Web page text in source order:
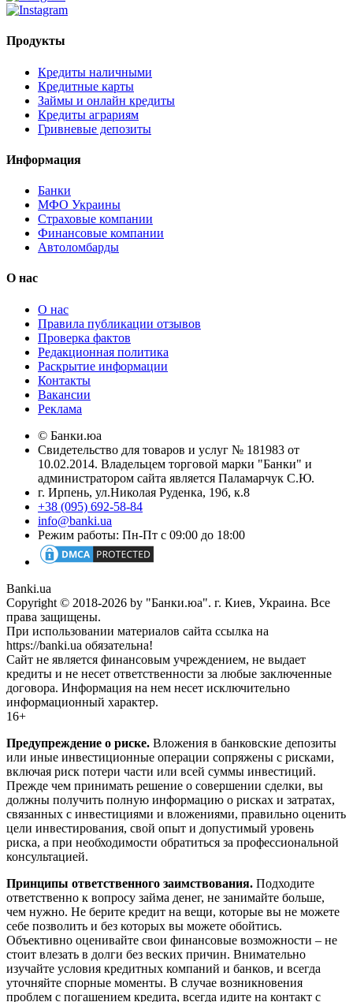
Продукты
Кредиты наличными
Кредитные карты
Займы и онлайн кредиты
Кредиты аграриям
Гривневые депозиты
Информация
Банки
МФО Украины
Страховые компании
Финансовые компании
Автоломбарды
О нас
О нас
Правила публикации отзывов
Проверка фактов
Редакционная политика
Раскрытие информации
Контакты
Вакансии
Реклама
© Банки.юа
Свидетельство для товаров и услуг № 181983 от
10.02.2014. Владельцем торговой марки "Банки" и
администратором сайта является Паламарчук С.Ю.
г. Ирпень, ул.Николая Руденка, 19б, к.8
+38 (095) 692-58-84
info@banki.ua
Режим работы: Пн-Пт с 09:00 до 18:00
Banki.ua
Copyright © 2018-2026 by "Банки.юа". г. Киев, Украина. Все
права защищены.
При использовании материалов сайта ссылка на
https://banki.ua обязательна!
Сайт не является финансовым учреждением, не выдает
кредиты и не несет ответственности за любые заключенные
договора. Информация на нем несет исключительно
информационный характер.
16+
Предупреждение о риске. Вложения в банковские депозиты
или иные инвестиционные операции сопряжены с рисками,
включая риск потери части или всей суммы инвестиций.
Прежде чем принимать решение о совершении сделки, вы
должны получить полную информацию о рисках и затратах,
связанных с инвестициями и вложениями, правильно оценить
цели инвестирования, свой опыт и допустимый уровень
риска, а при необходимости обратиться за профессиональной
консультацией.
Принципы ответственного заимствования. Подходите
ответственно к вопросу займа денег, не занимайте больше,
чем нужно. Не берите кредит на вещи, которые вы не можете
себе позволить и без которых вы можете обойтись.
Объективно оценивайте свои финансовые возможности – не
стоит влезать в долги без веских причин. Внимательно
изучайте условия кредитных компаний и банков, и всегда
уточняйте спорные моменты. В случае возникновения
проблем с погашением кредита, всегда идите на контакт с